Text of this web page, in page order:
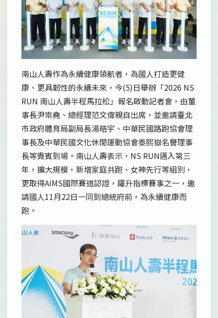
南山人壽作為永續健康領航者，為國人打造更健
康、更具韌性的永續未來，今(5)日舉辦「2026 NS
RUN 南山人壽半程馬拉松」報名啟動記者會，由董
事長尹崇堯、總經理范文偉親自出席，並邀請臺北
市政府體育局副局長湯皓宇、中華民國路跑協會理
事長及中華民國文化休閒運動協會秦熙嶽名譽理事
長等貴賓到場。南山人壽表示，NS RUN邁入第三
年，擴大規模，新增家庭共跑、女神先行等組別，
更取得AIMS國際賽道認證，躍升指標賽事之一，邀
請國人11月22日一同到總統府前，為永續健康而
跑。